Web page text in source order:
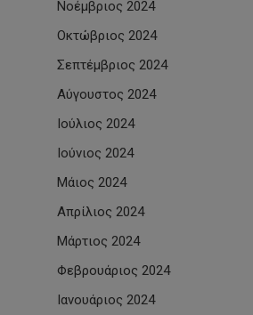
Νοέμβριος 2024
Οκτώβριος 2024
Σεπτέμβριος 2024
Αύγουστος 2024
Ιούλιος 2024
Ιούνιος 2024
Μάιος 2024
Απρίλιος 2024
Μάρτιος 2024
Φεβρουάριος 2024
Ιανουάριος 2024